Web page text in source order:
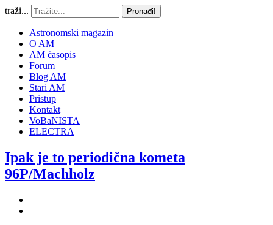
traži... Pronađi!
Astronomski magazin
O AM
AM časopis
Forum
Blog AM
Stari AM
Pristup
Kontakt
VoBaNISTA
ELECTRA
Ipak je to periodična kometa
96P/Machholz